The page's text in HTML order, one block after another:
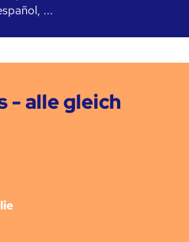
...
- alle gleich